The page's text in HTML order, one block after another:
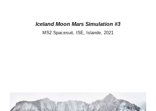
Iceland Moon Mars Simulation #3
MS2 Spacesuit, ISE, Islande, 2021